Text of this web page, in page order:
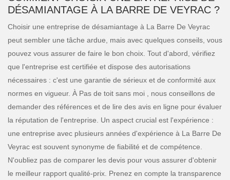
DÉSAMIANTAGE À LA BARRE DE VEYRAC ?
Choisir une entreprise de désamiantage à La Barre De Veyrac
peut sembler une tâche ardue, mais avec quelques conseils, vous
pouvez vous assurer de faire le bon choix. Tout d'abord, vérifiez
que l'entreprise est certifiée et dispose des autorisations
nécessaires : c'est une garantie de sérieux et de conformité aux
normes en vigueur. À Pas de toit sans moi , nous conseillons de
demander des références et de lire des avis en ligne pour évaluer
la réputation de l'entreprise. Un aspect crucial est l'expérience :
une entreprise avec plusieurs années d'expérience à La Barre De
Veyrac est souvent synonyme de fiabilité et de compétence.
N'oubliez pas de comparer les devis pour vous assurer d'obtenir
le meilleur rapport qualité-prix. Prenez en compte la transparence